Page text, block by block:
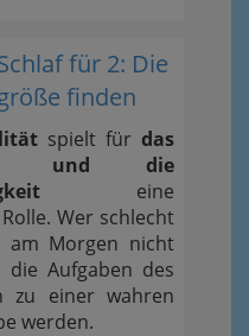
für 2: Die
finden
spielt für das
und die
eine
Wer schlecht
am Morgen nicht
Aufgaben des
zu einer wahren
werden.